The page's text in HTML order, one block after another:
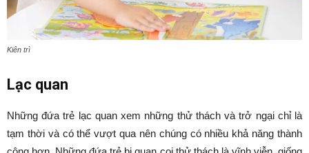
Kiên trì
Lạc quan
Những đứa trẻ lạc quan xem những thử thách và trở ngại chỉ là
tạm thời và có thể vượt qua nên chúng có nhiều khả năng thành